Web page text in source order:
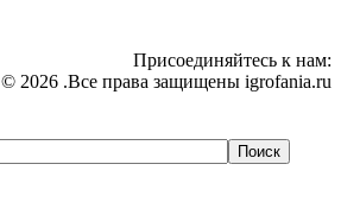
Присоединяйтесь к нам:
© 2026 .Все права защищены igrofania.ru